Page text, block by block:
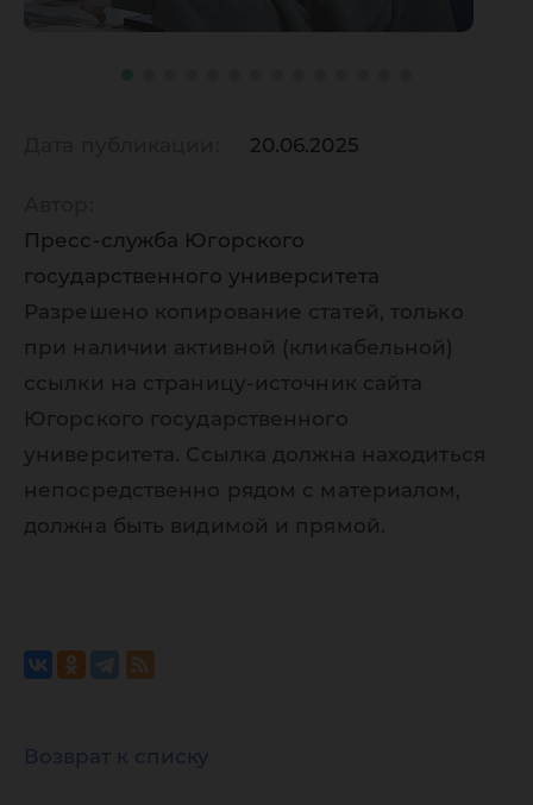
20.06.2025
Пресс-служба Югорского
государственного университета
Разрешено копирование статей, только
при наличии активной (кликабельной)
ссылки на страницу-источник сайта
Югорского государственного
университета. Ссылка должна находиться
непосредственно рядом с материалом,
должна быть видимой и прямой.
Возврат к списку